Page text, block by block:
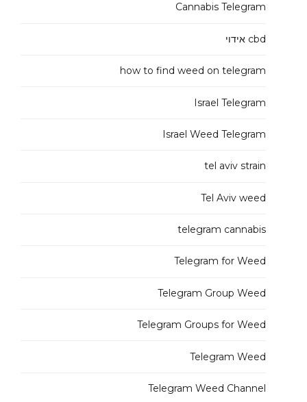
Cannabis Telegram
cbd אידוי
how to find weed on telegram
Israel Telegram
Israel Weed Telegram
tel aviv strain
Tel Aviv weed
telegram cannabis
Telegram for Weed
Telegram Group Weed
Telegram Groups for Weed
Telegram Weed
Telegram Weed Channel